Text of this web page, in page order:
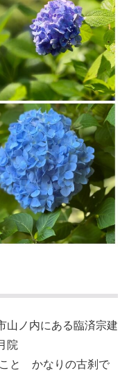
山ノ内にある臨済宗建
院
と かなりの古刹で